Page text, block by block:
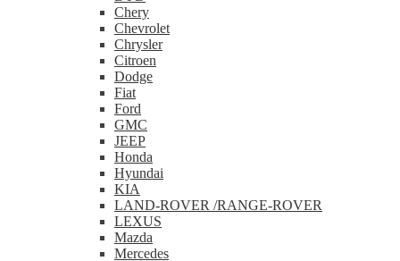
Chery
Chevrolet
Chrysler
Citroen
Dodge
Fiat
Ford
GMC
JEEP
Honda
Hyundai
KIA
LAND-ROVER /RANGE-ROVER
LEXUS
Mazda
Mercedes